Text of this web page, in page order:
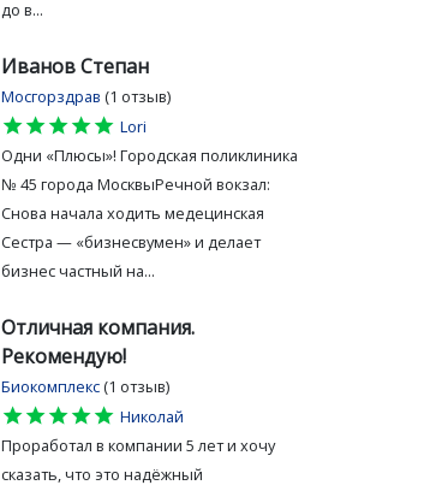
до в...
Иванов Степан
Мосгорздрав (1 отзыв)
star
star
star
star
star
Lori
Одни «Плюсы»! Городская поликлиника
№ 45 города МосквыРечной вокзал:
Снова начала ходить медецинская
Сестра — «бизнесвумен» и делает
бизнес частный на...
Отличная компания.
Рекомендую!
Биокомплекс (1 отзыв)
star
star
star
star
star
Николай
Проработал в компании 5 лет и хочу
сказать, что это надёжный